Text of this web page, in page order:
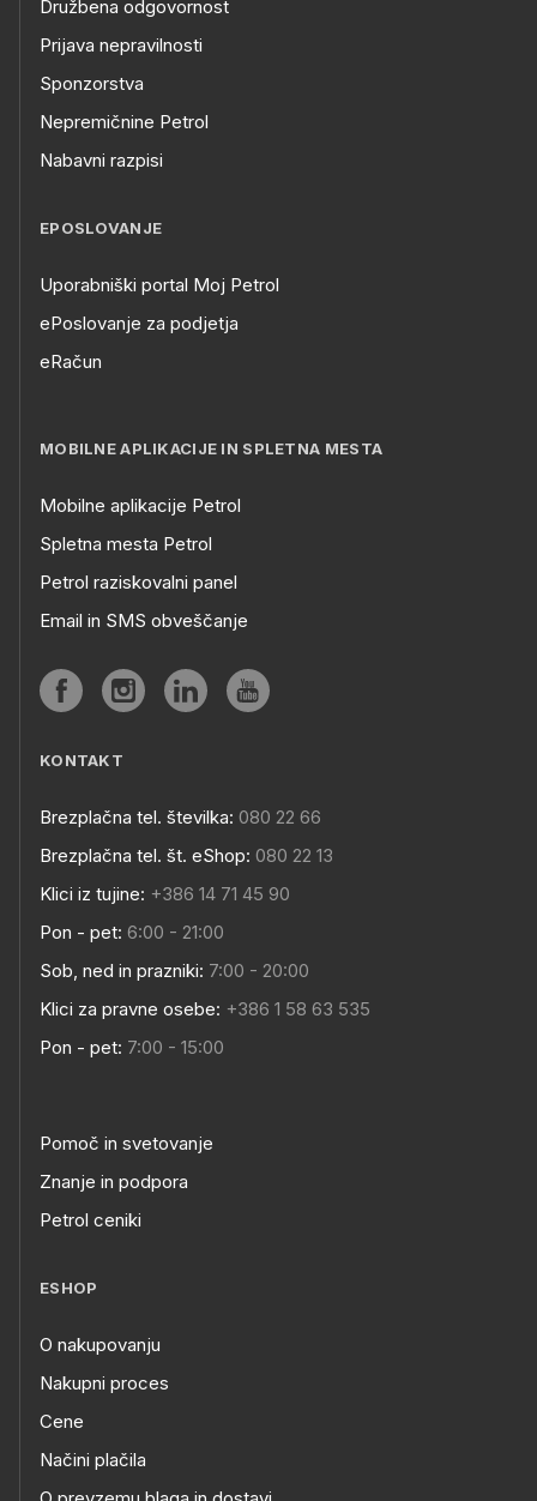
Družbena odgovornost
Prijava nepravilnosti
Sponzorstva
Nepremičnine Petrol
Nabavni razpisi
EPOSLOVANJE
Uporabniški portal Moj Petrol
ePoslovanje za podjetja
eRačun
MOBILNE APLIKACIJE IN SPLETNA MESTA
Mobilne aplikacije Petrol
Spletna mesta Petrol
Petrol raziskovalni panel
Email in SMS obveščanje
KONTAKT
Brezplačna tel. številka: 080 22 66
Brezplačna tel. št. eShop: 080 22 13
Klici iz tujine: +386 14 71 45 90
Pon - pet: 6:00 - 21:00
Sob, ned in prazniki: 7:00 - 20:00
Klici za pravne osebe: +386 1 58 63 535
Pon - pet: 7:00 - 15:00
Pomoč in svetovanje
Znanje in podpora
Petrol ceniki
ESHOP
O nakupovanju
Nakupni proces
Cene
Načini plačila